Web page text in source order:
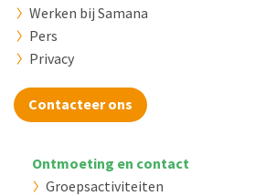
Werken bij Samana
Pers
Privacy
Contacteer ons
Ontmoeting en contact
Groepsactiviteiten